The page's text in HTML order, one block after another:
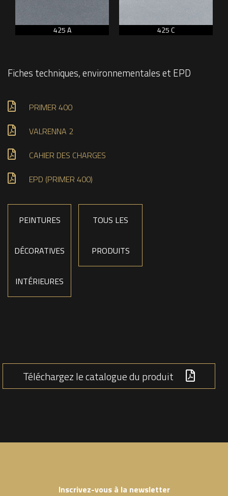
425 A 425 C
Fiches techniques, environnementales et EPD
PRIMER 400
VALRENNA 2
CAHIER DES CHARGES
EPD (PRIMER 400)
PEINTURES
DÉCORATIVES
INTÉRIEURES
TOUS LES
PRODUITS
Téléchargez le catalogue du produit
Inscrivez-vous à la newsletter